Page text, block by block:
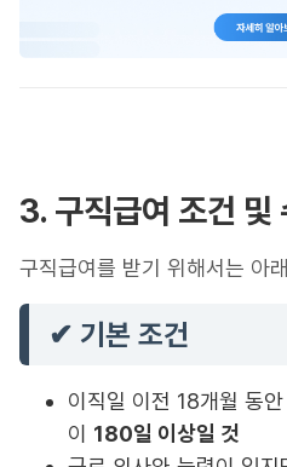
3. 구직급여 조건 및
구직급여를 받기 위해서는 아
✔ 기본 조건
이직일 이전 18개월 동
이 180일 이상일 것